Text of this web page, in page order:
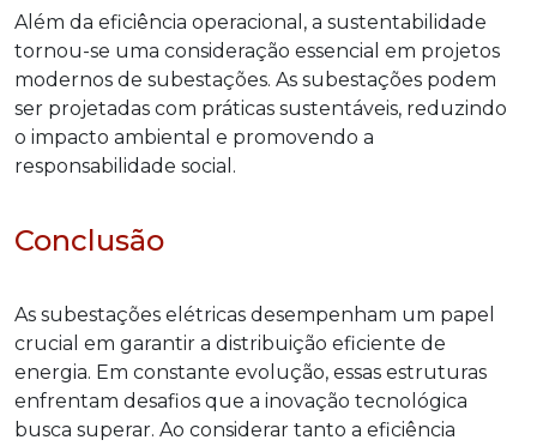
Além da eficiência operacional, a sustentabilidade
tornou-se uma consideração essencial em projetos
modernos de subestações. As subestações podem
ser projetadas com práticas sustentáveis, reduzindo
o impacto ambiental e promovendo a
responsabilidade social.
Conclusão
As subestações elétricas desempenham um papel
crucial em garantir a distribuição eficiente de
energia. Em constante evolução, essas estruturas
enfrentam desafios que a inovação tecnológica
busca superar. Ao considerar tanto a eficiência